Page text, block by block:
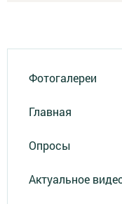
Фотогалереи
Главная
Опросы
Актуальное